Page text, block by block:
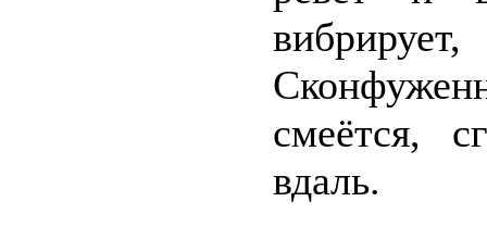
смеётся,
вдаль.